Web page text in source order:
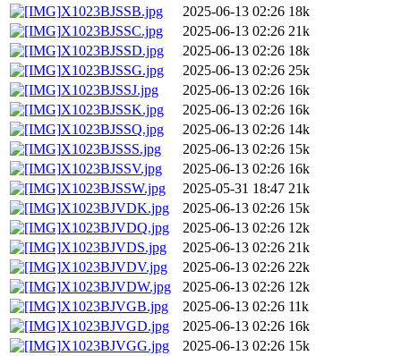
X1023BJSSB.jpg
2025-06-13 02:26 18k
X1023BJSSC.jpg
2025-06-13 02:26 21k
X1023BJSSD.jpg
2025-06-13 02:26 18k
X1023BJSSG.jpg
2025-06-13 02:26 25k
X1023BJSSJ.jpg
2025-06-13 02:26 16k
X1023BJSSK.jpg
2025-06-13 02:26 16k
X1023BJSSQ.jpg
2025-06-13 02:26 14k
X1023BJSSS.jpg
2025-06-13 02:26 15k
X1023BJSSV.jpg
2025-06-13 02:26 16k
X1023BJSSW.jpg
2025-05-31 18:47 21k
X1023BJVDK.jpg
2025-06-13 02:26 15k
X1023BJVDQ.jpg
2025-06-13 02:26 12k
X1023BJVDS.jpg
2025-06-13 02:26 21k
X1023BJVDV.jpg
2025-06-13 02:26 22k
X1023BJVDW.jpg
2025-06-13 02:26 12k
X1023BJVGB.jpg
2025-06-13 02:26 11k
X1023BJVGD.jpg
2025-06-13 02:26 16k
X1023BJVGG.jpg
2025-06-13 02:26 15k